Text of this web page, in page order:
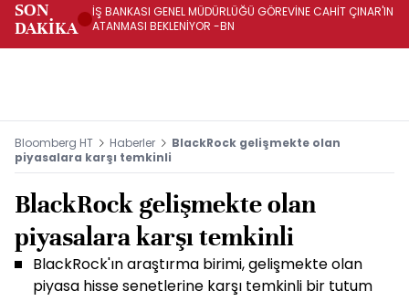
SON
DAKİKA
İŞ BANKASI GENEL MÜDÜRLÜĞÜ GÖREVİNE CAHİT ÇINAR'IN
ATANMASI BEKLENİYOR -BN
Bloomberg HT Haberler
BlackRock gelişmekte olan
piyasalara karşı temkinli
BlackRock gelişmekte olan
piyasalara karşı temkinli
BlackRock'ın araştırma birimi, gelişmekte olan
piyasa hisse senetlerine karşı temkinli bir tutum